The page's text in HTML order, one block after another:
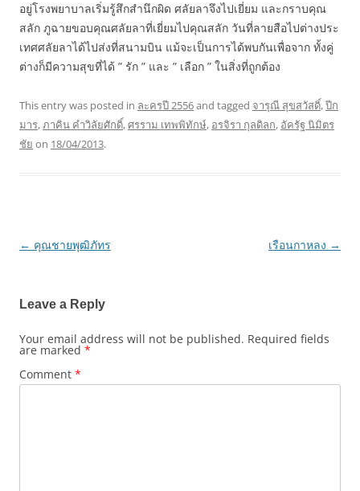
อยู่โรงพยาบาลเริ่มรู้สึกสำนึกผิด ศลัยลาจึงไปเยี่ยม และกราบคุณ
สลัก ภูฉายขอบคุณศลัยลาที่เยี่ยมไปคุณสลัก วันที่ลายสือไปต่างประ
เทศศลัยลาได้ไปส่งที่สนามบิน แม้จะเป็นการได้พบกันเพื่อจาก ทั้งคู่
ต่างก็มีความสุขที่ได้ ” รัก ” และ ” เลือก ” ในสิ่งที่ถูกต้อง
This entry was posted in ละครปี 2556and tagged จารุณี สุขสวัสดิ์,ปีก
มาร,ภาคิน คำวิลัยศักดิ์,ศรราม เทพพิทักษ์, อรจิรา กุลดิลก, อัครัฐ นิมิตร
ชัย on 18/04/2013.
Post
← คุณชายพุฒิภัทร เรือนกาหลง →
Leave a Reply
Your email address will not be published. Required fields
are marked *
Comment *